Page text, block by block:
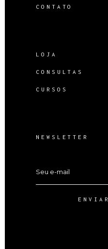
CONTATO
LOJA
CONSULTAS
CURSOS
NEWSLETTER
ENVIAR